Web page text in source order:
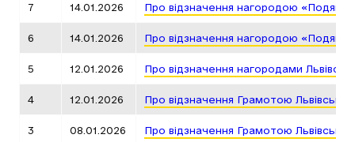
7 14.01.2026 Про відзначення нагородою «Подяка
6 14.01.2026 Про відзначення нагородою «Подяка
5 12.01.2026 Про відзначення нагородами
4 12.01.2026 Про відзначення Грамотою
3 08.01.2026 Про відзначення Грамотою